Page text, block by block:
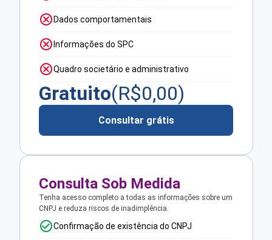
Dados comportamentais
Informações do SPC
Quadro societário e administrativo
Gratuito(R$0,00)
Consultar grátis
Consulta Sob Medida
Tenha acesso completo a todas as informações sobre um
CNPJ e reduza riscos de inadimplência.
Confirmação de existência do CNPJ